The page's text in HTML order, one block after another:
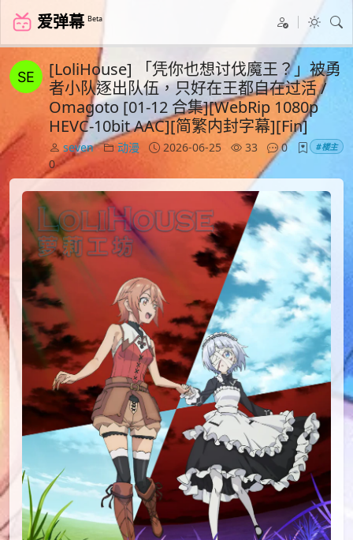
爱弹幕 Beta
[LoliHouse] 「凭你也想讨伐魔王？」被勇
者小队逐出队伍，只好在王都自在过活 /
Omagoto [01-12 合集][WebRip 1080p
HEVC-10bit AAC][简繁内封字幕][Fin]
seven 动漫 2026-06-25 33
0
0
#楼主